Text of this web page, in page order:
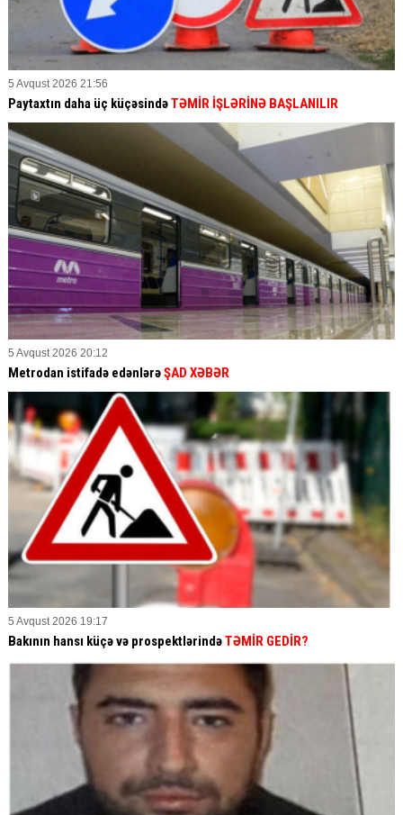
5 Avqust 2026 21:56
Paytaxtın daha üç küçəsindəTƏMİR İŞLƏRİNƏ BAŞLANILIR
5 Avqust 2026 20:12
Metrodan istifadə edənlərəŞAD XƏBƏR
5 Avqust 2026 19:17
Bakının hansı küçə və prospektlərindəTƏMİR GEDİR?